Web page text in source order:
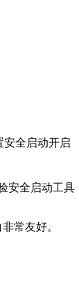
安全启动开启
安全启动工具
常友好。